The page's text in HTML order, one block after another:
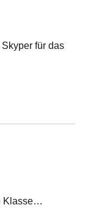
für das
Klasse…